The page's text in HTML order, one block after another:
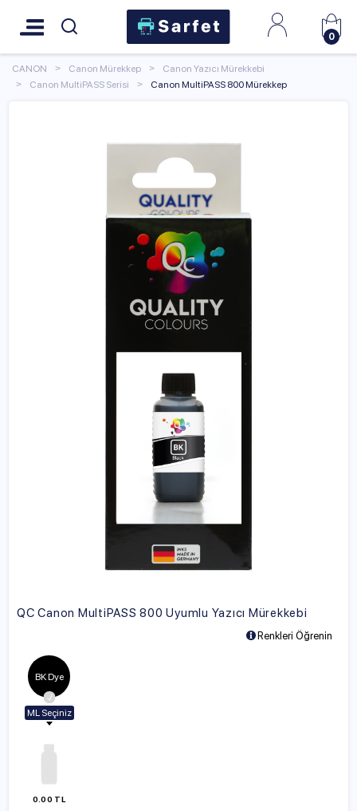
0
CANON Canon Mürekkep
Canon Yazıcı Mürekkebi
Canon MultiPASS Serisi
Canon MultiPASS 800 Mürekkep
QC Canon MultiPASS 800 Uyumlu Yazıcı Mürekkebi
Renkleri Öğrenin
BK Dye
ML Seçiniz
100ml
250ml
0.00 TL